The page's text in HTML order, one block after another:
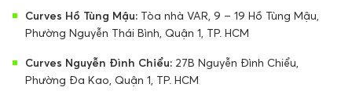
Curves Hồ Tùng Mậu: Tòa nhà VAR, 9 – 19 Hồ Tùng Mậu,
Phường Nguyễn Thái Bình, Quận 1, TP. HCM
Curves Nguyễn Đình Chiểu: 27B Nguyễn Đình Chiểu,
Phường Đa Kao, Quận 1, TP. HCM